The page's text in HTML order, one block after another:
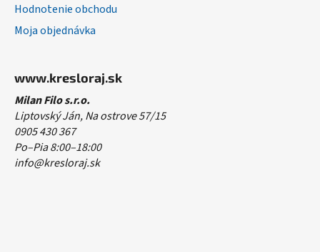
Hodnotenie obchodu
Moja objednávka
www.kresloraj.sk
Milan Filo s.r.o.
Liptovský Ján, Na ostrove 57/15
0905 430 367
Po–Pia 8:00–18:00
info@kresloraj.sk